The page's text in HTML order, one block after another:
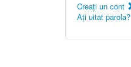
Creaţi un cont
Aţi uitat parola?